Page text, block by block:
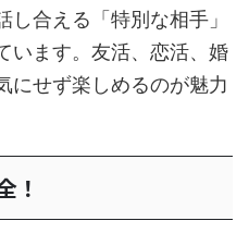
合える「特別な相手」
います。友活、恋活、婚
にせず楽しめるのが魅力
！